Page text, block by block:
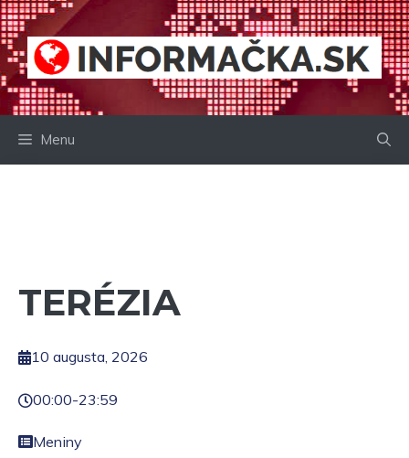
Preskočiť
na
obsah
Menu
TERÉZIA
10 augusta, 2026
00:00-23:59
Meniny